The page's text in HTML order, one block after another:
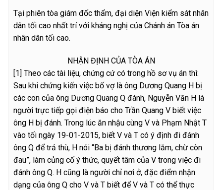
Tại phiên tòa giám đốc thẩm, đại diện Viện kiểm sát nhân
dân tối cao nhất trí với kháng nghị của Chánh án Tòa án
nhân dân tối cao.
NHẬN ĐỊNH CỦA TÒA ÁN
[1] Theo các tài liệu, chứng cứ có trong hồ sơ vụ án thì:
Sau khi chứng kiến việc bố vợ là ông Dương Quang H bị
các con của ông Dương Quang Q đánh, Nguyễn Văn H là
người trực tiếp gọi điện báo cho Trần Quang V biết việc
ông H bị đánh. Trong lúc ăn nhậu cùng V và Phạm Nhật T
vào tối ngày 19-01-2015, biết V và T có ý định đi đánh
ông Q để trả thù, H nói “Ba bị đánh thương lắm, chừ còn
đau”, làm củng cố ý thức, quyết tâm của V trong việc đi
đánh ông Q. H cũng là người chỉ nơi ở, đặc điểm nhận
dạng của ông Q cho V và T biết để V và T có thể thực